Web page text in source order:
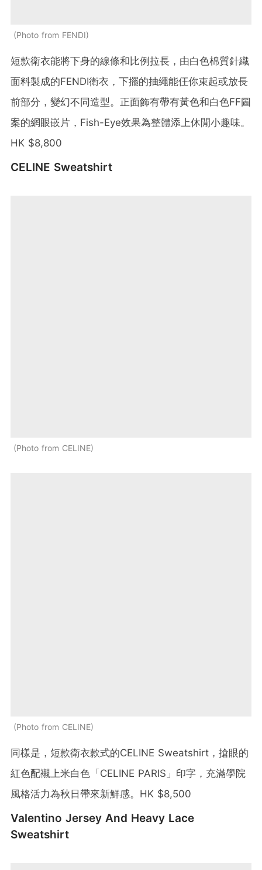
Photo from FENDI
短款衛衣能將下身的線條和比例拉長，由白色棉質針織
面料製成的FENDI衛衣，下擺的抽繩能仼你束起或放長
前部分，變幻不同造型。正面飾有帶有黃色和白色FF圖
案的網眼嵌片，Fish-Eye效果為整體添上休閒小趣味。
HK $8,800
CELINE Sweatshirt
Photo from CELINE
Photo from CELINE
同樣是，短款衛衣款式的CELINE Sweatshirt，搶眼的
紅色配襯上米白色「CELINE PARIS」印字，充滿學院
風格活力為秋日帶來新鮮感。HK $8,500
Valentino Jersey And Heavy Lace
Sweatshirt